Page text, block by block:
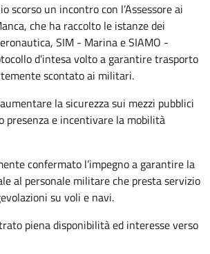
scorso un incontro con l’Assessore ai
che ha raccolto le istanze dei
SIM - Marina e SIAMO -
d’intesa volto a garantire trasporto
scontato ai militari.
la sicurezza sui mezzi pubblici
presenza e incentivare la mobilità
confermato l’impegno a garantire la
al personale militare che presta servizio
su voli e navi.
piena disponibilità ed interesse verso